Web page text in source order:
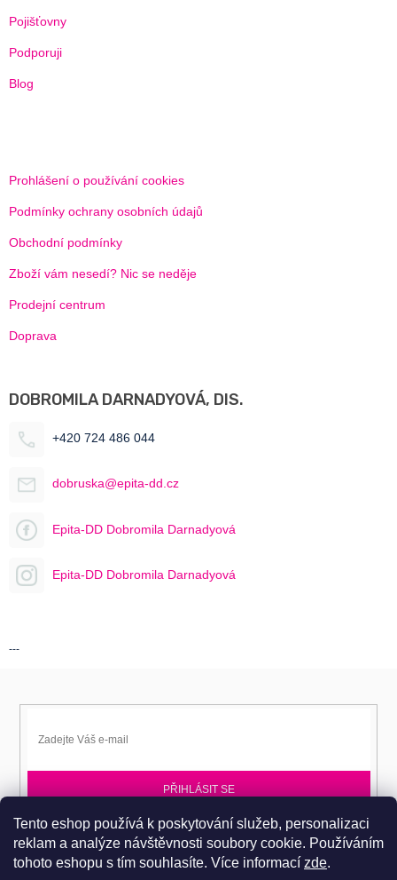
Tento eshop používá k poskytování služeb, personalizaci
reklam a analýze návštěvnosti soubory cookie. Používáním
tohoto eshopu s tím souhlasíte. Více informací zde.
Pojišťovny
Podporuji
Blog
Prohlášení o používání cookies
Podmínky ochrany osobních údajů
Obchodní podmínky
Zboží vám nesedí? Nic se neděje
Prodejní centrum
Doprava
DOBROMILA DARNADYOVÁ, DIS.
+420 724 486 044
dobruska@epita-dd.cz
Epita-DD Dobromila Darnadyová
Epita-DD Dobromila Darnadyová
---
PŘIHLÁSIT SE
Přihlaste se k EPITA-DD a získávejte novinky jako první.